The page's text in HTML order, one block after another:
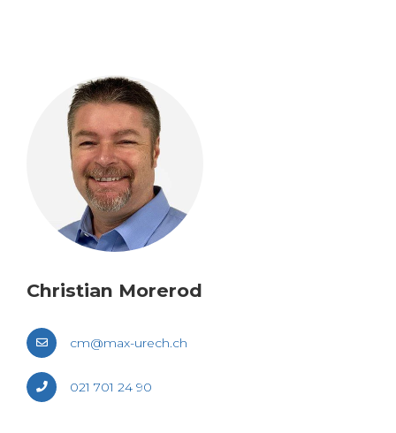
Chris­tian More­rod
cm@​max-​urech.​ch
021 701 24 90